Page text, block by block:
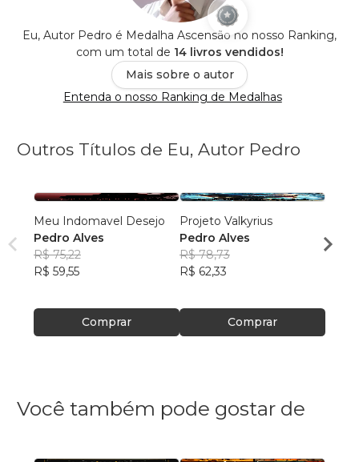
Eu, Autor Pedro é Medalha Ascensão no nosso Ranking,
com um total de 14 livros vendidos!
Mais sobre o autor
Entenda o nosso Ranking de Medalhas
Outros Títulos de Eu, Autor Pedro
Meu Indomavel Desejo
Pedro Alves
R$ 75,22
R$ 59,55
Comprar
Projeto Valkyrius
Pedro Alves
R$ 78,73
R$ 62,33
Comprar
R$
Você também pode gostar de